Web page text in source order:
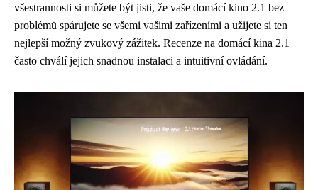
všestrannosti si můžete být jisti, že vaše domácí kino 2.1 bez
problémů spárujete se všemi vašimi zařízeními a užijete si ten
nejlepší možný zvukový zážitek. Recenze na domácí kina 2.1
často chválí jejich snadnou instalaci a intuitivní ovládání.